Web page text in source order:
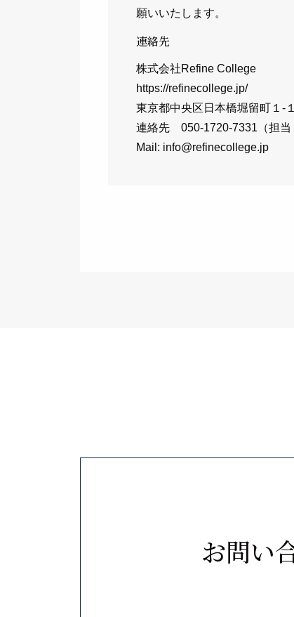
からのご連絡や業務のご案内
個人情報の第三者への開示
当サイトは、お客様よりお預
しません。
その改善に努めます。
から提供されるクッキーを使
願いいたします。
連絡先
株式会社Refine College
https://refinecollege.jp/
東京都中央区日本橋堀留町１‐
連絡先 050-1720-7331（担当
Mail: info@refinecollege.jp
お問い